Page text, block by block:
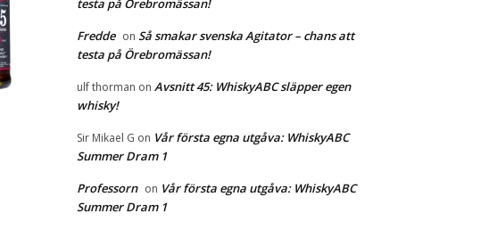
testa på Örebromässan!
Fredde on Så smakar svenska Agitator – chans att
testa på Örebromässan!
ulf thorman on Avsnitt 45: WhiskyABC släpper egen
whisky!
Sir Mikael G on Vår första egna utgåva: WhiskyABC
Summer Dram 1
Professorn on Vår första egna utgåva: WhiskyABC
Summer Dram 1